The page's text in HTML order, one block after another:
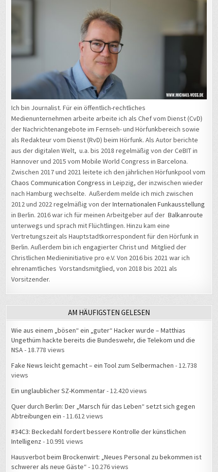
Ich bin Journalist. Für ein öffentlich-rechtliches
Medienunternehmen arbeite arbeite ich als Chef vom Dienst (CvD)
der Nachrichtenangebote im Fernseh- und Hörfunkbereich sowie
als Redakteur vom Dienst (RvD) beim Hörfunk. Als Autor berichte
aus der digitalen Welt, u.a. bis 2018 regelmäßig von der CeBIT in
Hannover und 2015 vom Mobile World Congress in Barcelona.
Zwischen 2017 und 2021 leitete ich den jährlichen Hörfunkpool vom
Chaos Communication Congress in Leipzig, der inzwischen wieder
nach Hamburg wechselte. Außerdem melde ich mich zwischen
2012 und 2022 regelmäßig von derInternationalen Funkausstellung
in Berlin. 2016 war ich für meinen Arbeitgeber auf derBalkanroute
unterwegs und sprach mit Flüchtlingen. Hinzu kam eine
Vertretungszeit als Hauptstadtkorrespondent für den Hörfunk in
Berlin. Außerdem bin ich engagierter Christ und Mitglied der
Christlichen Medieninitiative pro e.V. Von 2016 bis 2021 war ich
ehrenamtliches Vorstandsmitglied, von 2018 bis 2021 als
Vorsitzender.
AM HÄUFIGSTEN GELESEN
Wie aus einem „bösen“ ein „guter“ Hacker wurde – Matthias
Ungethüm hackte bereits die Bundeswehr, die Telekom und die
NSA- 18.778 views
Fake News leicht gemacht – ein Tool zum Selbermachen - 12.738
views
Ein unglaublicher SZ-Kommentar- 12.420 views
Quer durch Berlin: Der „Marsch für das Leben“ setzt sich gegen
Abtreibungen ein - 11.612 views
#34C3: Beckedahl fordert bessere Kontrolle der künstlichen
Intelligenz - 10.991 views
Hausverbot beim Brockenwirt: „Neues Personal zu bekommen ist
schwerer als neue Gäste“ - 10.276 views